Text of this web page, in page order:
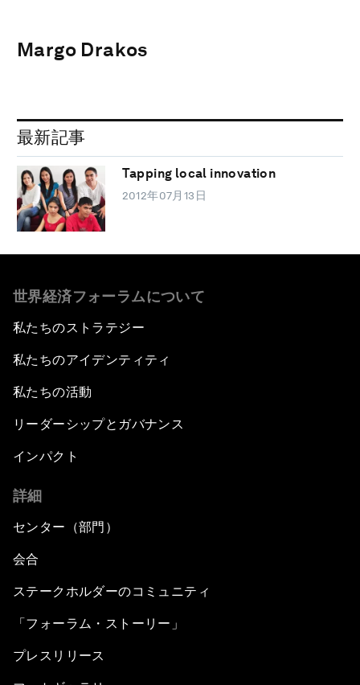
Margo Drakos
最新記事
Tapping local innovation
2012年07月13日
世界経済フォーラムについて
私たちのストラテジー
私たちのアイデンティティ
私たちの活動
リーダーシップとガバナンス
インパクト
詳細
センター（部門）
会合
ステークホルダーのコミュニティ
「フォーラム・ストーリー」
プレスリリース